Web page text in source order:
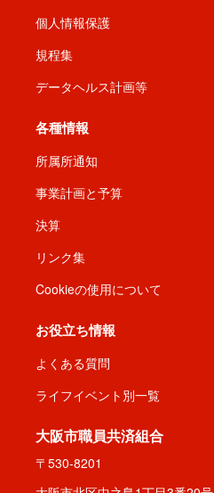
個人情報保護
規程集
データヘルス計画等
各種情報
所属所通知
事業計画と予算
決算
リンク集
Cookieの使用について
お役立ち情報
よくある質問
ライフイベント別一覧
大阪市職員共済組合
〒530-8201